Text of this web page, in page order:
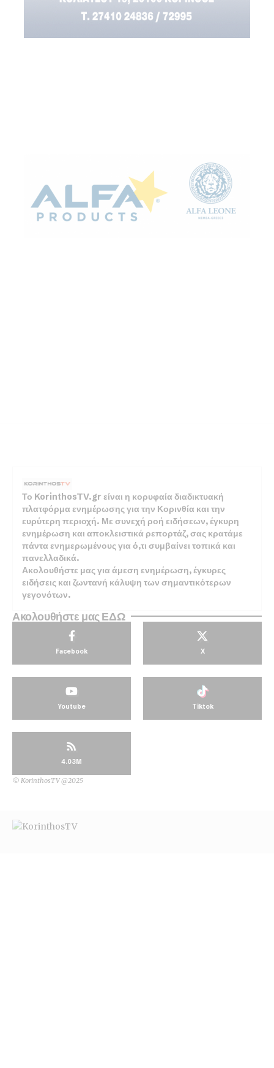
Το KorinthosTV.gr είναι η κορυφαία διαδικτυακή
πλατφόρμα ενημέρωσης για την Κορινθία και την
ευρύτερη περιοχή. Με συνεχή ροή ειδήσεων, έγκυρη
ενημέρωση και αποκλειστικά ρεπορτάζ, σας κρατάμε
πάντα ενημερωμένους για ό,τι συμβαίνει τοπικά και
πανελλαδικά.
Ακολουθήστε μας για άμεση ενημέρωση, έγκυρες
ειδήσεις και ζωντανή κάλυψη των σημαντικότερων
γεγονότων.
Ακολουθήστε μας ΕΔΩ
Facebook X
Youtube Tiktok
4.03M
© KorinthosTV @2025